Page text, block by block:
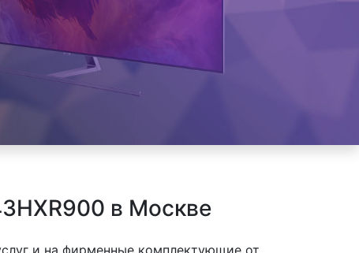
в Москве
и на фирменные комплектующие от